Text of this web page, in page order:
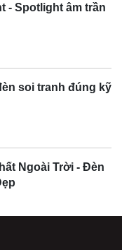
- Spotlight âm trần
soi tranh đúng kỹ
Ngoài Trời - Đèn